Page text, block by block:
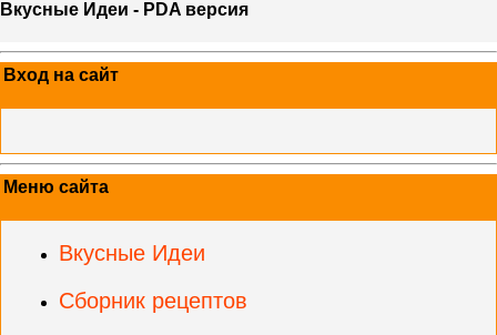
Вкусные Идеи - PDA версия
Вход на сайт
Меню сайта
Вкусные Идеи
Сборник рецептов